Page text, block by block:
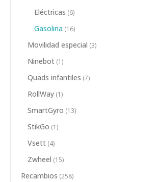
Eléctricas (6)
Gasolina (16)
Movilidad especial (3)
Ninebot (1)
Quads infantiles (7)
RollWay (1)
SmartGyro (13)
StikGo (1)
Vsett (4)
Zwheel (15)
Recambios (258)